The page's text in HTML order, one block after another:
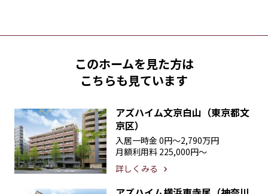
このホームを見た方は
こちらも見ています
アズハイム文京白山（東京都文
京区）
入居一時金 0円〜2,790万円
月額利用料 225,000円〜
詳しくみる